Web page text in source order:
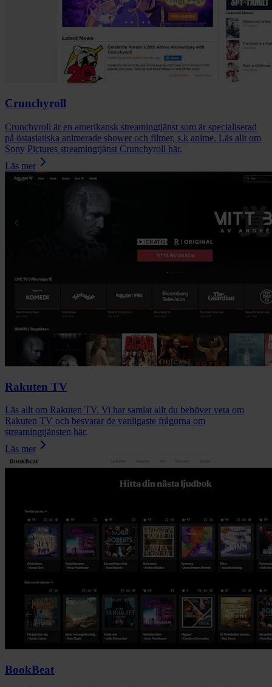
Crunchyroll
Crunchyroll är en amerikansk streamingtjänst som är specialiserad
på östasiatiska animerade shower och filmer, s.k anime. Läs allt om
Sony Pictures streamingtjänst Crunchyroll här.
Läs mer
Rakuten TV
Läs allt om Rakuten TV. Vi har samlat allt du behöver veta om
Rakuten TV och besvarar de vanligaste frågorna om
streamingtjänsten här.
Läs mer
BookBeat